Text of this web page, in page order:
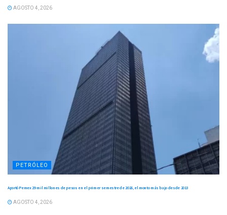
AGOSTO 4, 2026
PETRÓLEO
Aportó Pemex 29 mil millones de pesos en el primer semestre de 2026, el monto más bajo desde 2013
AGOSTO 4, 2026